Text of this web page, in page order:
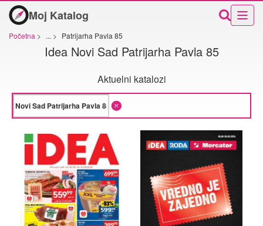
Moj Katalog
Početna > ... > Patrijarha Pavla 85
Idea Novi Sad Patrijarha Pavla 85
Aktuelni katalozi